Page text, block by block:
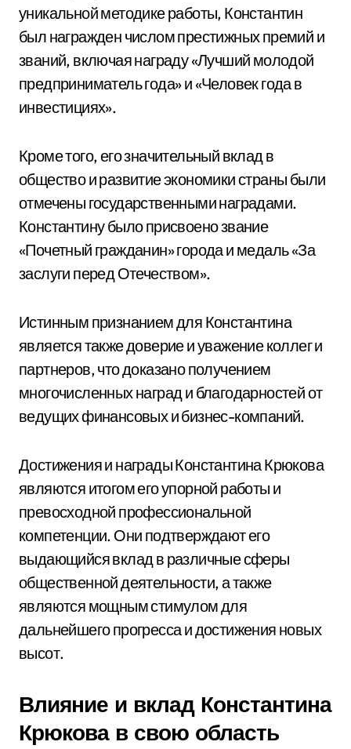
уникальной методике работы, Константин
был награжден числом престижных премий и
званий, включая награду «Лучший молодой
предприниматель года» и «Человек года в
инвестициях».
Кроме того, его значительный вклад в
общество и развитие экономики страны были
отмечены государственными наградами.
Константину было присвоено звание
«Почетный гражданин» города и медаль «За
заслуги перед Отечеством».
Истинным признанием для Константина
является также доверие и уважение коллег и
партнеров, что доказано получением
многочисленных наград и благодарностей от
ведущих финансовых и бизнес-компаний.
Достижения и награды Константина Крюкова
являются итогом его упорной работы и
превосходной профессиональной
компетенции. Они подтверждают его
выдающийся вклад в различные сферы
общественной деятельности, а также
являются мощным стимулом для
дальнейшего прогресса и достижения новых
высот.
Влияние и вклад Константина
Крюкова в свою область